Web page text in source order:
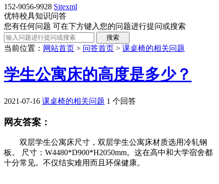
152-9056-9928 Sitexml
优特校具知识问答
您有任何问题 可在下方键入您的问题进行提问或搜索
当前位置： 网站首页 > 问答首页 > 课桌椅的相关问题
学生公寓床的高度是多少？
2021-07-16 课桌椅的相关问题 1 个回答
网友答案：
双层学生公寓床尺寸，双层学生公寓床材质选用冷轧钢
板。 尺寸：W4480*D900*H2050mm。这在高中和大学宿舍都
十分常见。不仅结实难用而且环保健康。